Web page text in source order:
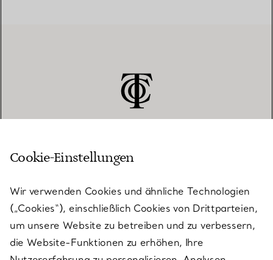
KUNDENSERVICE
SERVICES
Cookie-Einstellungen
Wir verwenden Cookies und ähnliche Technologien
(„Cookies“), einschließlich Cookies von Drittparteien,
um unsere Website zu betreiben und zu verbessern,
die Website-Funktionen zu erhöhen, Ihre